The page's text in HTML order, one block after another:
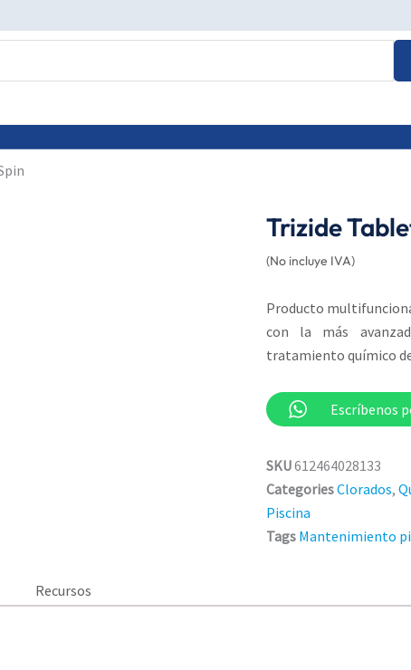
Trizide
(No incluye IVA)
Producto
con la más
tratamiento químico
Escríbenos
SKU612464028133
CategoriesClorados,
Piscina
Tags Mantenimiento
Recursos